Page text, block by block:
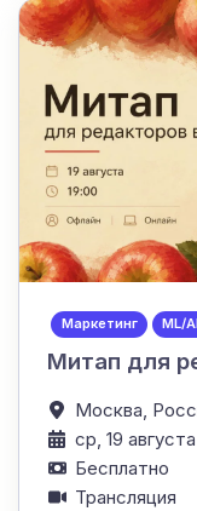
Маркетинг ML/
Митап для
Москва,
ср, 19
Бесплатно
Трансляция